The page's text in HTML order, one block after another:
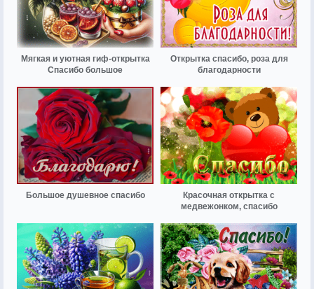
Мягкая и уютная гиф-открытка
Спасибо большое
Открытка спасибо, роза для
благодарности
Большое душевное спасибо
Красочная открытка с
медвежонком, спасибо